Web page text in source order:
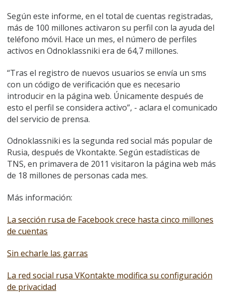
Según este informe, en el total de cuentas registradas,
más de 100 millones activaron su perfil con la ayuda del
teléfono móvil. Hace un mes, el número de perfiles
activos en Odnoklassniki era de 64,7 millones.
“Tras el registro de nuevos usuarios se envía un sms
con un código de verificación que es necesario
introducir en la página web. Únicamente después de
esto el perfil se considera activo”, - aclara el comunicado
del servicio de prensa.
Odnoklassniki es la segunda red social más popular de
Rusia, después de Vkontakte. Según estadísticas de
TNS, en primavera de 2011 visitaron la página web más
de 18 millones de personas cada mes.
Más información:
La sección rusa de Facebook crece hasta cinco millones
de cuentas
Sin echarle las garras
La red social rusa VKontakte modifica su configuración
de privacidad